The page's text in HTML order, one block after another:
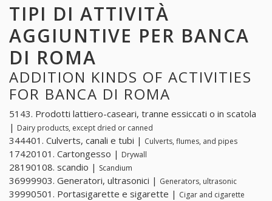
TIPI DI ATTIVITÀ
AGGIUNTIVE PER BANCA
DI ROMA
ADDITION KINDS OF ACTIVITIES
FOR BANCA DI ROMA
5143. Prodotti lattiero-caseari, tranne essiccati o in scatola
| Dairy products, except dried or canned
344401. Culverts, canali e tubi | Culverts, flumes, and pipes
17420101. Cartongesso | Drywall
28190108. scandio | Scandium
36999903. Generatori, ultrasonici | Generators, ultrasonic
39990501. Portasigarette e sigarette | Cigar and cigarette